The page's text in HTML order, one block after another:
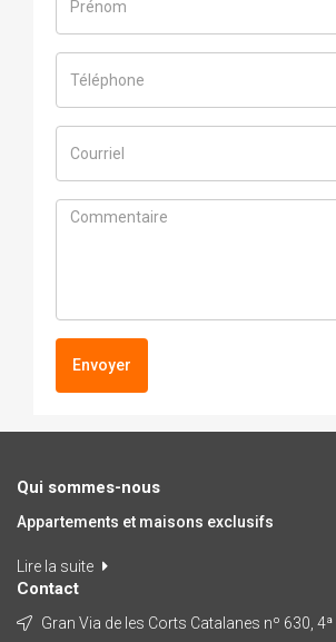
Envoyer
Qui sommes-nous
Appartements et maisons exclusifs
Lire la suite
Contact
Gran Via de les Corts Catalanes nº 630,